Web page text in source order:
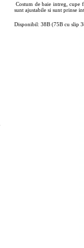
Costum de baie intreg, cupe
sunt ajustabile si sunt prinse
Disponibil: 38B (75B cu slip